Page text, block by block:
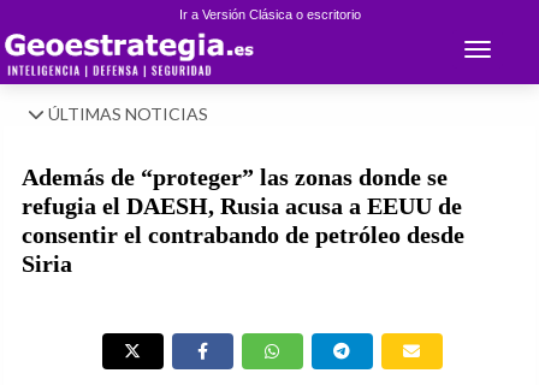
Ir a Versión Clásica o escritorio
Toggle
ÚLTIMAS NOTICIAS
Además de “proteger” las zonas donde se
refugia el DAESH, Rusia acusa a EEUU de
consentir el contrabando de petróleo desde
Siria